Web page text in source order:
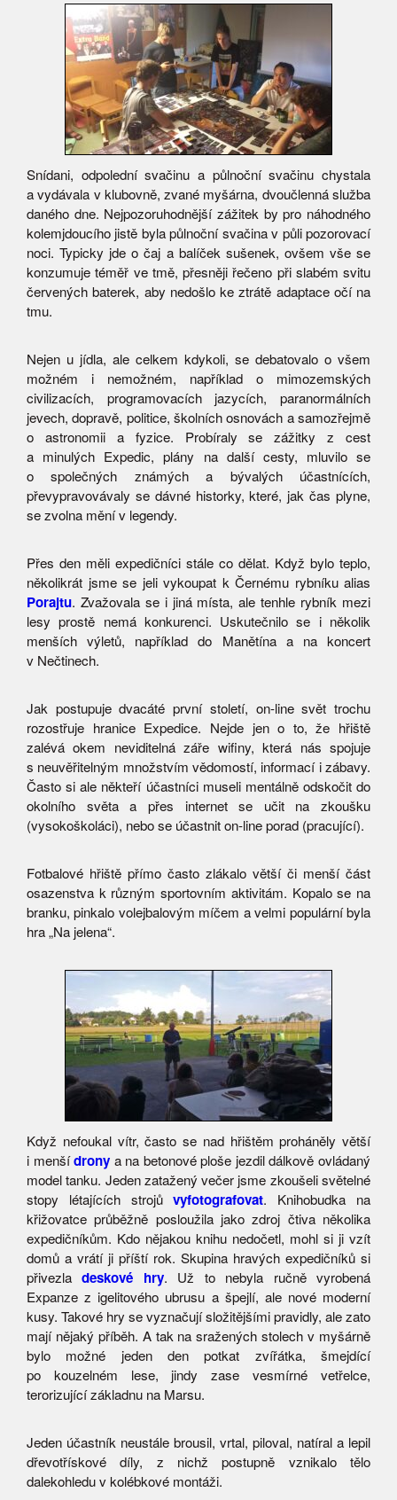
Snídani, odpolední svačinu a půlnoční svačinu chystala
a vydávala v klubovně, zvané myšárna, dvoučlenná služba
daného dne. Nejpozoruhodnější zážitek by pro náhodného
kolemjdoucího jistě byla půlnoční svačina v půli pozorovací
noci. Typicky jde o čaj a balíček sušenek, ovšem vše se
konzumuje téměř ve tmě, přesněji řečeno při slabém svitu
červených baterek, aby nedošlo ke ztrátě adaptace očí na
tmu.
Nejen u jídla, ale celkem kdykoli, se debatovalo o všem
možném i nemožném, například o mimozemských
civilizacích, programovacích jazycích, paranormálních
jevech, dopravě, politice, školních osnovách a samozřejmě
o astronomii a fyzice. Probíraly se zážitky z cest
a minulých Expedic, plány na další cesty, mluvilo se
o společných známých a bývalých účastnících,
převypravovávaly se dávné historky, které, jak čas plyne,
se zvolna mění v legendy.
Přes den měli expedičníci stále co dělat. Když bylo teplo,
několikrát jsme se jeli vykoupat k Černému rybníku alias
Porajtu. Zvažovala se i jiná místa, ale tenhle rybník mezi
lesy prostě nemá konkurenci. Uskutečnilo se i několik
menších výletů, například do Manětína a na koncert
v Nečtinech.
Jak postupuje dvacáté první století, on-line svět trochu
rozostřuje hranice Expedice. Nejde jen o to, že hřiště
zalévá okem neviditelná záře wifiny, která nás spojuje
s neuvěřitelným množstvím vědomostí, informací i zábavy.
Často si ale někteří účastníci museli mentálně odskočit do
okolního světa a přes internet se učit na zkoušku
(vysokoškoláci), nebo se účastnit on-line porad (pracující).
Fotbalové hřiště přímo často zlákalo větší či menší část
osazenstva k různým sportovním aktivitám. Kopalo se na
branku, pinkalo volejbalovým míčem a velmi populární byla
hra „Na jelena“.
Když nefoukal vítr, často se nad hřištěm proháněly větší
i menšídrony a na betonové ploše jezdil dálkově ovládaný
model tanku. Jeden zatažený večer jsme zkoušeli světelné
stopy létajících strojůvyfotografovat. Knihobudka na
křižovatce průběžně posloužila jako zdroj čtiva několika
expedičníkům. Kdo nějakou knihu nedočetl, mohl si ji vzít
domů a vrátí ji příští rok. Skupina hravých expedičníků si
přivezladeskové hry. Už to nebyla ručně vyrobená
Expanze z igelitového ubrusu a špejlí, ale nové moderní
kusy. Takové hry se vyznačují složitějšími pravidly, ale zato
mají nějaký příběh. A tak na sražených stolech v myšárně
bylo možné jeden den potkat zvířátka, šmejdící
po kouzelném lese, jindy zase vesmírné vetřelce,
terorizující základnu na Marsu.
Jeden účastník neustále brousil, vrtal, piloval, natíral a lepil
dřevotřískové díly, z nichž postupně vznikalo tělo
dalekohledu v kolébkové montáži.